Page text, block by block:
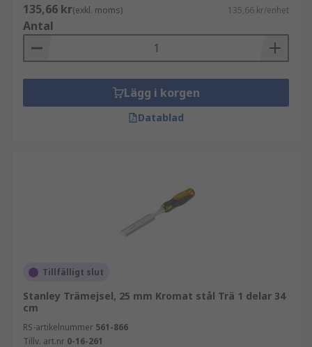
135,66 kr(exkl. moms) 135,66 kr/enhet
Antal
Lägg i korgen
Datablad
Tillfälligt slut
Stanley Trämejsel, 25 mm Kromat stål Trä 1 delar 34
cm
RS-artikelnummer 561-866
Tillv. art.nr 0-16-261